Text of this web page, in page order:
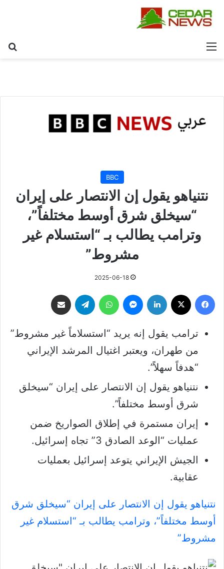
القائمة
BBC
نتنياهو يقول إن الانتصار على إيران
“سيخلق شرق أوسط مختلفاً”،
وترامب يطالب بـ “استسلام غير
مشروط”
2025-06-18
فيسبوك لينكدإن ماسنجر واتساب تيلقرام
ترامب يقول إنه يريد “استسلاماً غير مشروط”
من طهران، ويعتبر اغتيال المرشد الإيراني
“هدفاً سهلاً”.
نتنياهو يقول إن الانتصار على إيران “سيخلق
شرق أوسط مختلفاً”.
إيران مستمرة في إطلاق الصواريخ ضمن
عمليات “الوعد الصادق 3” تجاه إسرائيل.
الجيش الإيراني يتوعد إسرائيل بعمليات
عقابية.
نتنياهو يقول إن الانتصار على إيران “سيخلق شرق
أوسط مختلفاً”، وترامب يطالب بـ “استسلام غير
مشروط”